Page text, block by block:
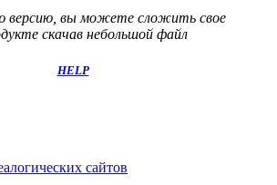
версию, вы можете сложить свое
скачав небольшой файл
HELP